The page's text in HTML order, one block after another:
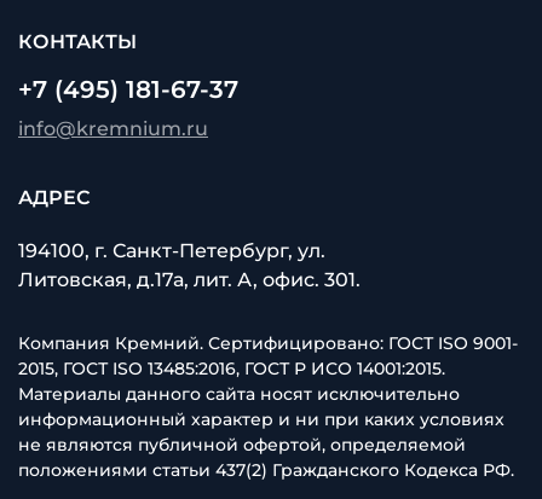
КОНТАКТЫ
+7 (495) 181-67-37
info@kremnium.ru
АДРЕС
194100, г. Санкт-Петербург, ул.
Литовская, д.17а, лит. А, офис. 301.
Компания Кремний. Сертифицировано: ГОСТ ISO 9001-
2015, ГОСТ ISO 13485:2016, ГОСТ Р ИСО 14001:2015.
Материалы данного сайта носят исключительно
информационный характер и ни при каких условиях
не являются публичной офертой, определяемой
положениями статьи 437(2) Гражданского Кодекса РФ.